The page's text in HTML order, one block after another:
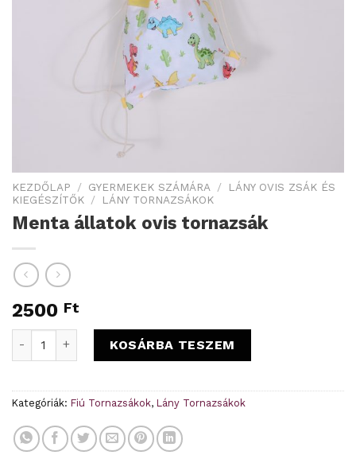
KEZDŐLAP / GYERMEKEK SZÁMÁRA /
LÁNY OVIS ZSÁK ÉS
KIEGÉSZÍTŐK / LÁNY TORNAZSÁKOK
Menta állatok ovis tornazsák
2500 Ft
Menta állatok ovis tornazsák mennyiség
KOSÁRBA TESZEM
Kategóriák: Fiú Tornazsákok, Lány Tornazsákok